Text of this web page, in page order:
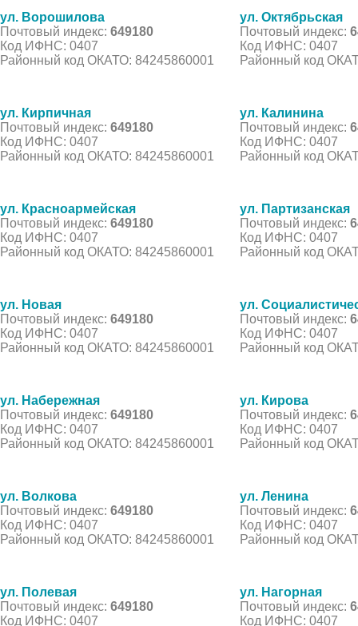
ул. Ворошилова
Почтовый индекс: 649180
Код ИФНС: 0407
Районный код ОКАТО: 84245860001
ул. Октябрьская
Почтовый индекс:
Код ИФНС: 0407
Районный код
ул. Кирпичная
Почтовый индекс: 649180
Код ИФНС: 0407
Районный код ОКАТО: 84245860001
ул. Калинина
Почтовый индекс:
Код ИФНС: 0407
Районный код
ул. Красноармейская
Почтовый индекс: 649180
Код ИФНС: 0407
Районный код ОКАТО: 84245860001
ул. Партизанская
Почтовый индекс:
Код ИФНС: 0407
Районный код
ул. Новая
Почтовый индекс: 649180
Код ИФНС: 0407
Районный код ОКАТО: 84245860001
ул.
Почтовый индекс:
Код ИФНС: 0407
Районный код
ул. Набережная
Почтовый индекс: 649180
Код ИФНС: 0407
Районный код ОКАТО: 84245860001
ул. Кирова
Почтовый индекс:
Код ИФНС: 0407
Районный код
ул. Волкова
Почтовый индекс: 649180
Код ИФНС: 0407
Районный код ОКАТО: 84245860001
ул. Ленина
Почтовый индекс:
Код ИФНС: 0407
Районный код
ул. Полевая
Почтовый индекс: 649180
Код ИФНС: 0407
ул. Нагорная
Почтовый индекс:
Код ИФНС: 0407